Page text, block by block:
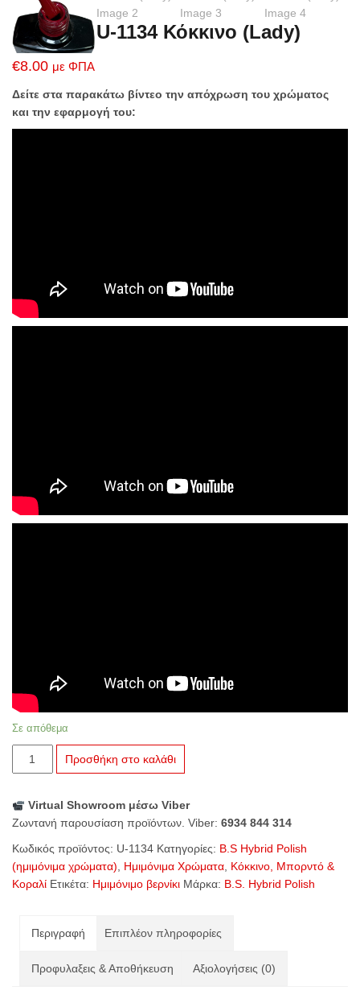
U-1134 Κόκκινο (Lady)
€8.00 με ΦΠΑ
Δείτε στα παρακάτω βίντεο την απόχρωση του χρώματος
και την εφαρμογή του:
Σε απόθεμα
1134
(Lady)
ποσότητα
Προσθήκη στο καλάθι
Virtual Showroom μέσω Viber
Ζωντανή παρουσίαση προϊόντων. Viber: 6934 844 314
Κωδικός προϊόντος: U-1134 Κατηγορίες: B.S Hybrid Polish
(ημιμόνιμα χρώματα), Ημιμόνιμα Χρώματα, Κόκκινο, Μπορντό &
Κοραλί Ετικέτα: Ημιμόνιμο βερνίκι Μάρκα: B.S. Hybrid Polish
Περιγραφή Επιπλέον πληροφορίες
Προφυλαξεις & Αποθήκευση Αξιολογήσεις (0)